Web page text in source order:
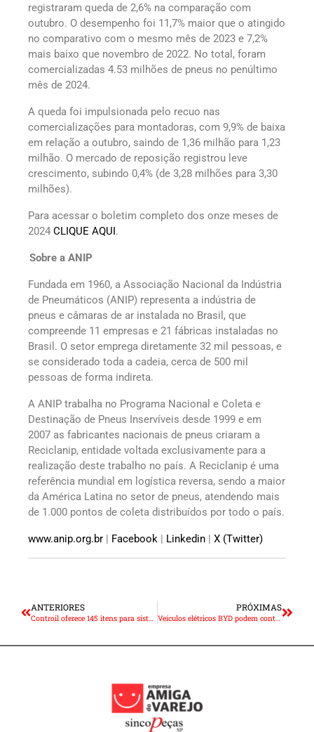
registraram queda de 2,6% na comparação com
outubro. O desempenho foi 11,7% maior que o atingido
no comparativo com o mesmo mês de 2023 e 7,2%
mais baixo que novembro de 2022. No total, foram
comercializadas 4.53 milhões de pneus no penúltimo
mês de 2024.
A queda foi impulsionada pelo recuo nas
comercializações para montadoras, com 9,9% de baixa
em relação a outubro, saindo de 1,36 milhão para 1,23
milhão. O mercado de reposição registrou leve
crescimento, subindo 0,4% (de 3,28 milhões para 3,30
milhões).
Para acessar o boletim completo dos onze meses de
2024 CLIQUE AQUI.
Sobre a ANIP
Fundada em 1960, a Associação Nacional da Indústria
de Pneumáticos (ANIP) representa a indústria de
pneus e câmaras de ar instalada no Brasil, que
compreende 11 empresas e 21 fábricas instaladas no
Brasil. O setor emprega diretamente 32 mil pessoas, e
se considerado toda a cadeia, cerca de 500 mil
pessoas de forma indireta.
A ANIP trabalha no Programa Nacional e Coleta e
Destinação de Pneus Inservíveis desde 1999 e em
2007 as fabricantes nacionais de pneus criaram a
Reciclanip, entidade voltada exclusivamente para a
realização deste trabalho no país. A Reciclanip é uma
referência mundial em logística reversa, sendo a maior
da América Latina no setor de pneus, atendendo mais
de 1.000 pontos de coleta distribuídos por todo o país.
www.anip.org.br | Facebook | Linkedin | X (Twitter)
ANTERIORES
Controil oferece 145 itens para sistema de freio hidráulico de veículos Chevrolet
PRÓXIMAS
Veículos elétricos BYD podem contar com produtos ZM na reposição